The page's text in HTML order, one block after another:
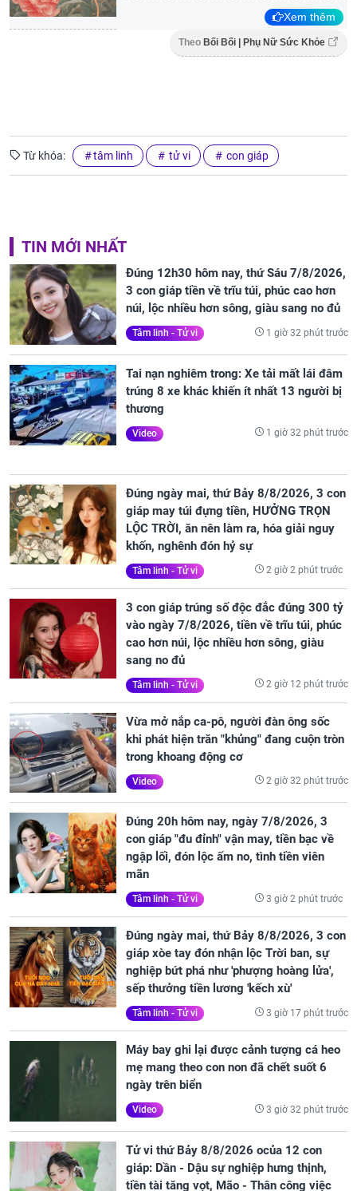
Xem thêm
Theo Bối Bối | Phụ Nữ Sức Khỏe
Từ khóa: tâm linh tử vi con giáp
TIN MỚI NHẤT
Đúng 12h30 hôm nay, thứ Sáu 7/8/2026,
3 con giáp tiền về trĩu túi, phúc cao hơn
núi, lộc nhiều hơn sông, giàu sang no đủ
Tâm linh - Tử vi 1 giờ 32 phút trước
Tai nạn nghiêm trong: Xe tải mất lái đâm
trúng 8 xe khác khiến ít nhất 13 người bị
thương
Video 1 giờ 32 phút trước
Đúng ngày mai, thứ Bảy 8/8/2026, 3 con
giáp may túi đựng tiền, HƯỞNG TRỌN
LỘC TRỜI, ăn nên làm ra, hóa giải nguy
khốn, nghênh đón hỷ sự
Tâm linh - Tử vi 2 giờ 2 phút trước
3 con giáp trúng số độc đắc đúng 300 tỷ
vào ngày 7/8/2026, tiền về trĩu túi, phúc
cao hơn núi, lộc nhiều hơn sông, giàu
sang no đủ
Tâm linh - Tử vi 2 giờ 12 phút trước
Vừa mở nắp ca-pô, người đàn ông sốc
khi phát hiện trăn "khủng" đang cuộn tròn
trong khoang động cơ
Video 2 giờ 32 phút trước
Đúng 20h hôm nay, ngày 7/8/2026, 3
con giáp "đu đỉnh" vận may, tiền bạc về
ngập lối, đón lộc ấm no, tình tiền viên
mãn
Tâm linh - Tử vi 3 giờ 2 phút trước
Đúng ngày mai, thứ Bảy 8/8/2026, 3 con
giáp xòe tay đón nhận lộc Trời ban, sự
nghiệp bứt phá như 'phượng hoàng lửa',
sếp thưởng tiền lương 'kếch xù'
Tâm linh - Tử vi 3 giờ 17 phút trước
Máy bay ghi lại được cảnh tượng cá heo
mẹ mang theo con non đã chết suốt 6
ngày trên biển
Video 3 giờ 32 phút trước
Tử vi thứ Bảy 8/8/2026 ocủa 12 con
giáp: Dần - Dậu sự nghiệp hưng thịnh,
tiền tài tăng vọt, Mão - Thân công việc